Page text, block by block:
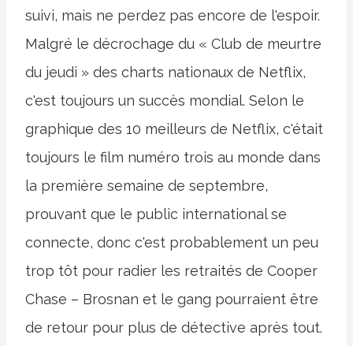
suivi, mais ne perdez pas encore de l'espoir.
Malgré le décrochage du « Club de meurtre
du jeudi » des charts nationaux de Netflix,
c'est toujours un succès mondial. Selon le
graphique des 10 meilleurs de Netflix, c'était
toujours le film numéro trois au monde dans
la première semaine de septembre,
prouvant que le public international se
connecte, donc c'est probablement un peu
trop tôt pour radier les retraités de Cooper
Chase – Brosnan et le gang pourraient être
de retour pour plus de détective après tout.